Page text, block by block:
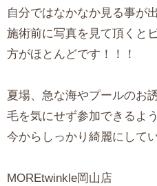
自分ではなかなか見る事が
施術前に写真を見て頂くと
方がほとんどです！！！
夏場、急な海やプールのお
毛を気にせず参加できるよ
今からしっかり綺麗にして
MOREtwinkle岡山店